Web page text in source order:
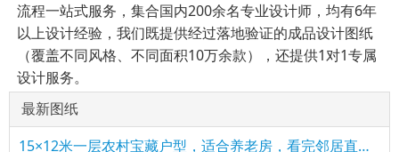
流程一站式服务，集合国内200余名专业设计师，均有6年
以上设计经验，我们既提供经过落地验证的成品设计图纸
（覆盖不同风格、不同面积10万余款），还提供1对1专属
设计服务。
最新图纸
15×12米一层农村宝藏户型，适合养老房，看完邻居直接要图纸！